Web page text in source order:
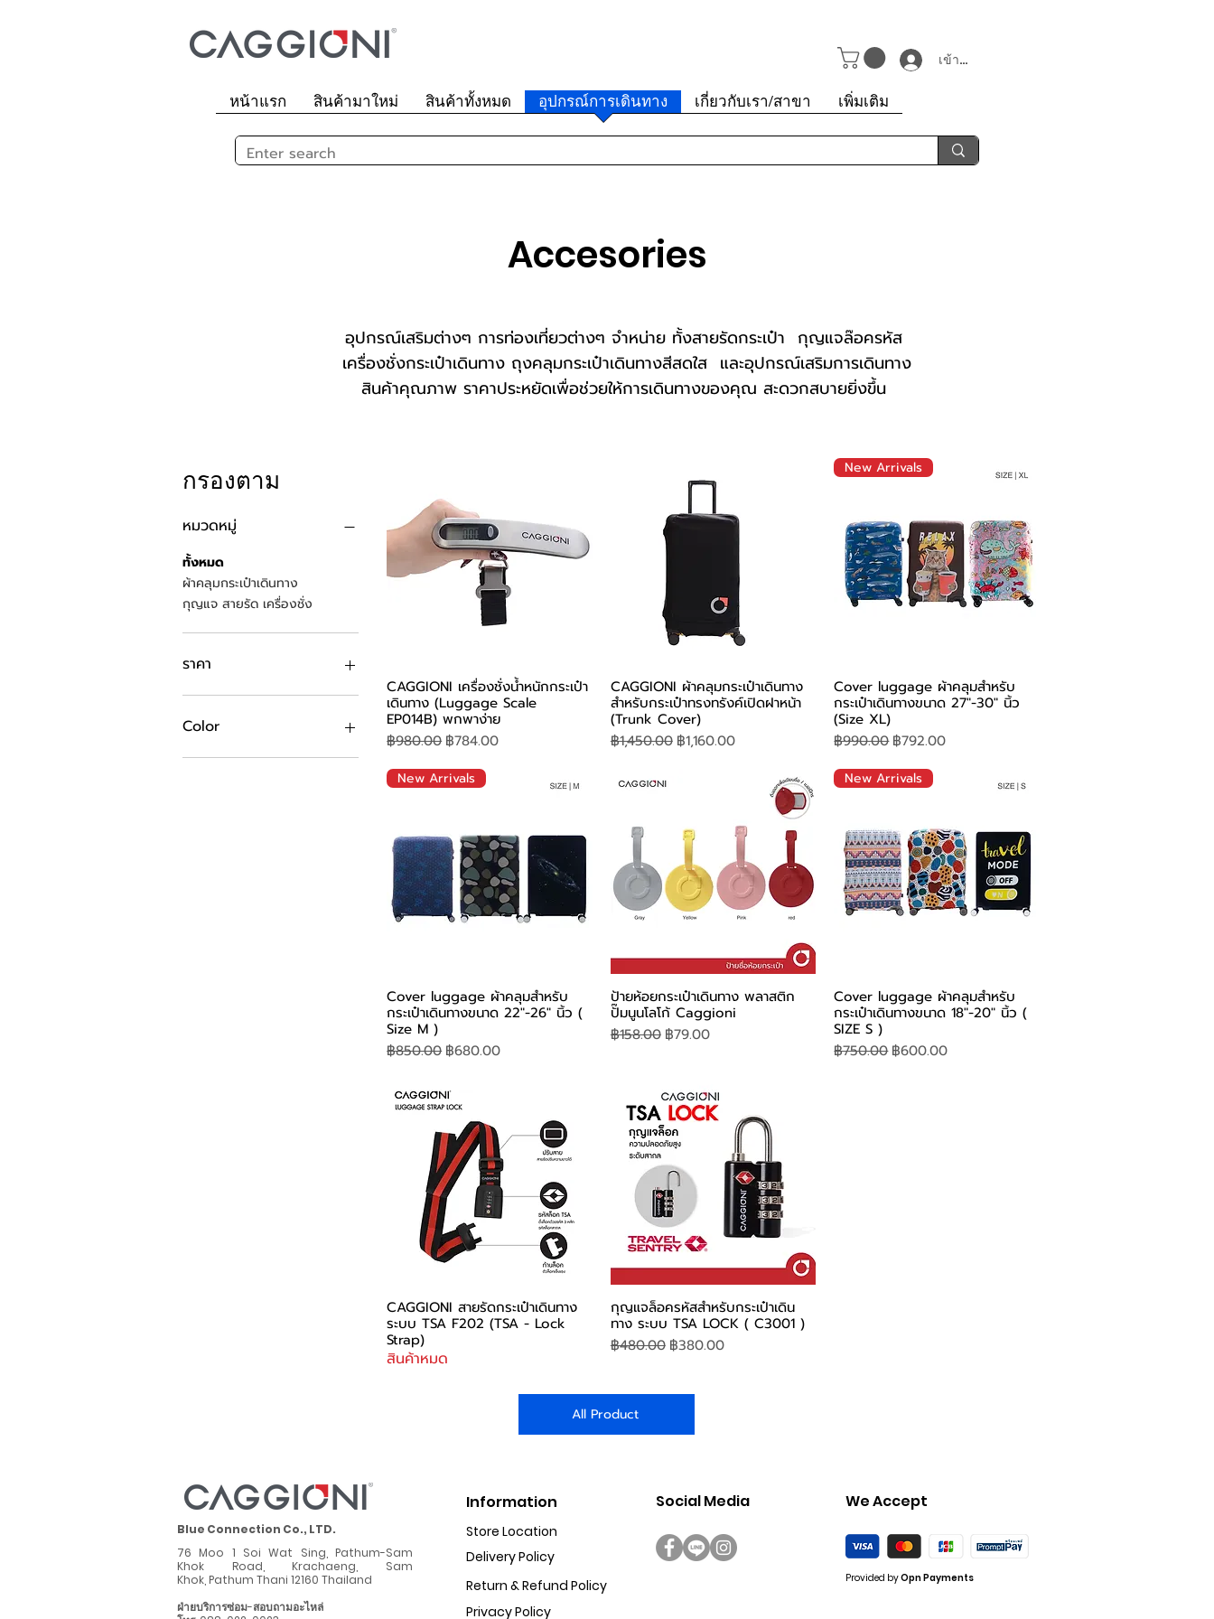
เข้าสู่ระบบ
หน้าแรก สินค้ามาใหม่ สินค้าทั้งหมด อุปกรณ์การเดินทาง เกี่ยวกับเรา/สาขา เพิ่มเติม
Accesories
อุปกรณ์เสริมต่างๆ การท่องเที่ยวต่างๆ จำหน่าย ทั้งสายรัดกระเป๋า กุญแจล๊อครหัส
เครื่องชั่งกระเป๋าเดินทาง ถุงคลุมกระเป๋าเดินทางสีสดใส และอุปกรณ์เสริมการเดินทาง
สินค้าคุณภาพ ราคาประหยัดเพื่อช่วยให้การเดินทางของคุณ สะดวกสบายยิ่งขึ้น
กรองตาม
หมวดหมู่
ทั้งหมด
ผ้าคลุมกระเป๋าเดินทาง
กุญแจ สายรัด เครื่องชั่ง
ราคา
฿79
Color
โทนสี ฟ้า คราม น้ำเงิน
ดูข้อมูลด่วน
CAGGIONI เครื่องชั่งน้ำหนักกระเป๋า
เดินทาง (Luggage Scale
EP014B) พกพาง่าย
ราคาปกติ
฿980.00 ราคาขายลด
฿784.00
ดูข้อมูลด่วน
CAGGIONI ผ้าคลุมกระเป๋าเดินทาง
สำหรับกระเป๋าทรงทรังค์เปิดฝาหน้า
(Trunk Cover)
ราคาปกติ
฿1,450.00 ราคาขายลด
฿1,160.00
ดูข้อมูลด่วน
New Arrivals
Cover luggage ผ้าคลุมสำหรับ
กระเป๋าเดินทางขนาด 27"-30" นิ้ว
(Size XL)
ราคาปกติ
฿990.00 ราคาขายลด
฿792.00
ดูข้อมูลด่วน
New Arrivals
Cover luggage ผ้าคลุมสำหรับ
กระเป๋าเดินทางขนาด 22"-26" นิ้ว (
Size M )
ราคาปกติ
฿850.00 ราคาขายลด
฿680.00
ดูข้อมูลด่วน
ป้ายห้อยกระเป๋าเดินทาง พลาสติก
ปั๊มนูนโลโก้ Caggioni
ราคาปกติ
฿158.00 ราคาขายลด
฿79.00
ดูข้อมูลด่วน
New Arrivals
Cover luggage ผ้าคลุมสำหรับ
กระเป๋าเดินทางขนาด 18"-20" นิ้ว (
SIZE S )
ราคาปกติ
฿750.00 ราคาขายลด
฿600.00
ดูข้อมูลด่วน
CAGGIONI สายรัดกระเป๋าเดินทาง
ระบบ TSA F202 (TSA - Lock
Strap)
สินค้าหมด
ดูข้อมูลด่วน
กุญแจล็อครหัสสำหรับกระเป๋าเดิน
ทาง ระบบ TSA LOCK ( C3001 )
ราคาปกติ
฿480.00 ราคาขายลด
฿380.00
All Product
Blue Connection Co., LTD.
76 Moo 1 Soi Wat Sing, Pathum-Sam
Khok Road,Krachaeng, Sam
Khok, Pathum Thani 12160 Thailand
ฝ่ายบริการซ่อม-สอบถามอะไหล่
Information
Store Location
Delivery Policy
Return & Refund Policy
Privacy Policy
Social Media We Accept
Provided byOpn Payments